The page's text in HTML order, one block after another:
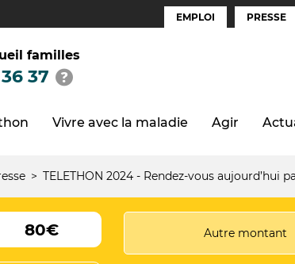
Espaces
EMPLOI PRESSE
familles
37
Vivre avec la maladie Agir
TELETHON 2024 - Rendez-vous aujourd’hui
80€